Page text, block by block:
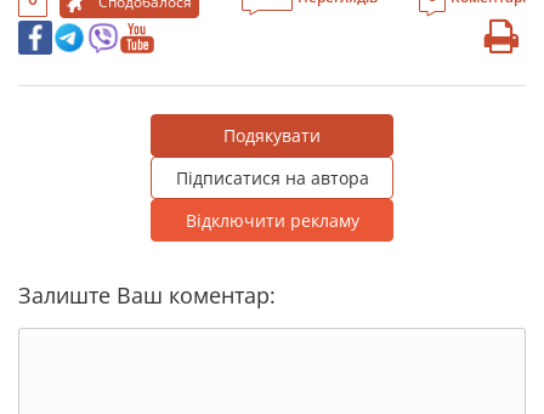
Подякувати
Підписатися на автора
Відключити рекламу
Залиште Ваш коментар: